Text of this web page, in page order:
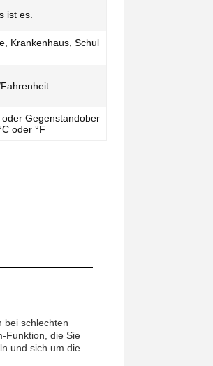
ist es.
Krankenhaus, Schul
oder Gegenstandober
oder °F
bei schlechten
Funktion, die Sie
und sich um die